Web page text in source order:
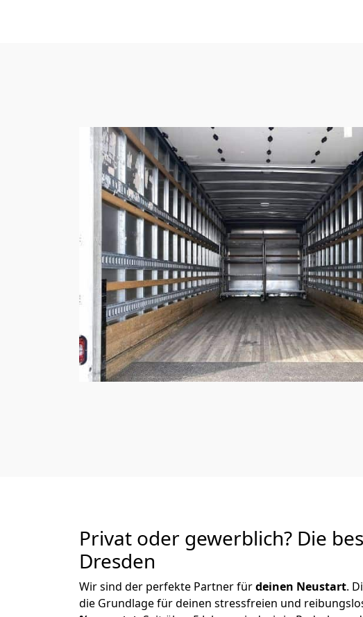
Privat oder gewerblich? Die
Dresden
Wir sind der perfekte Partner fürdeinen Neustart.
die Grundlage für deinen stressfreien und